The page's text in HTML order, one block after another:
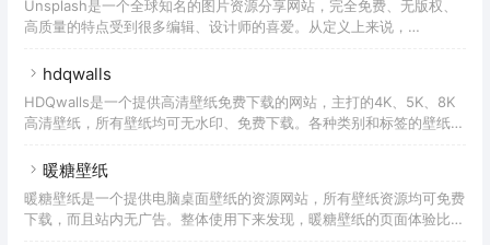
些不方便，虽然哲风壁纸支持搜索功能，但是入口有点深，不容易找
到。除了壁纸外，哲风壁纸还提供了「头像制作」的功能，页面中提供
Unsplash是一个全球知名的图片资源分享网站，完全免费、无版权、
高质量的特点受到很多编辑、设计师的喜爱。从定义上来说，
被很多壁纸APP、用户当作壁纸来使用。虽然Unsplash作为一个全球
网站并不支持中文，但是如果只是正常浏览的话并没有任何障碍，首页
和标签等页面都采用的「瀑布流」的展现形式，只要不停的下滑去浏览
即可。当查看到自己喜欢的图片时，点击图片还能看到相似的图片推
hdqwalls
HDQwalls是一个提供高清壁纸免费下载的网站，主打的4K、5K、8K
高清壁纸，所有壁纸均可无水印、免费下载。各种类别和标签的壁纸都
纸、AI壁纸、动漫壁纸、动物壁纸等等。在HDQwalls分享的每张壁纸
选择，所以无论是手机壁纸还是电脑壁纸、苹果手机还是安卓手机，都
可以很好满足你的壁纸需求。在这里，你可以通过搜索功能查找壁纸，
暖糖壁纸
暖糖壁纸是一个提供电脑桌面壁纸的资源网站，所有壁纸资源均可免费
下载，而且站内无广告。整体使用下来发现，暖糖壁纸的页面体验比较